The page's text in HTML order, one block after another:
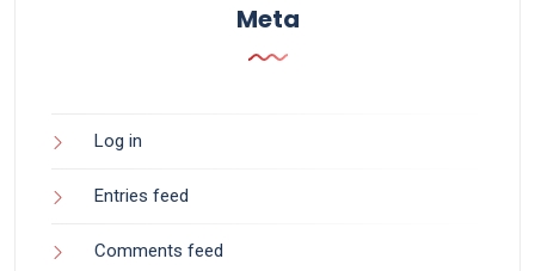
Meta
Log in
Entries feed
Comments feed